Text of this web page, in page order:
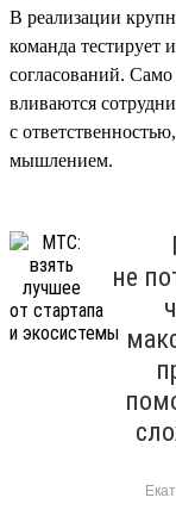
В реализации
команда тестирует
согласований.
вливаются
с
мышлением.
не